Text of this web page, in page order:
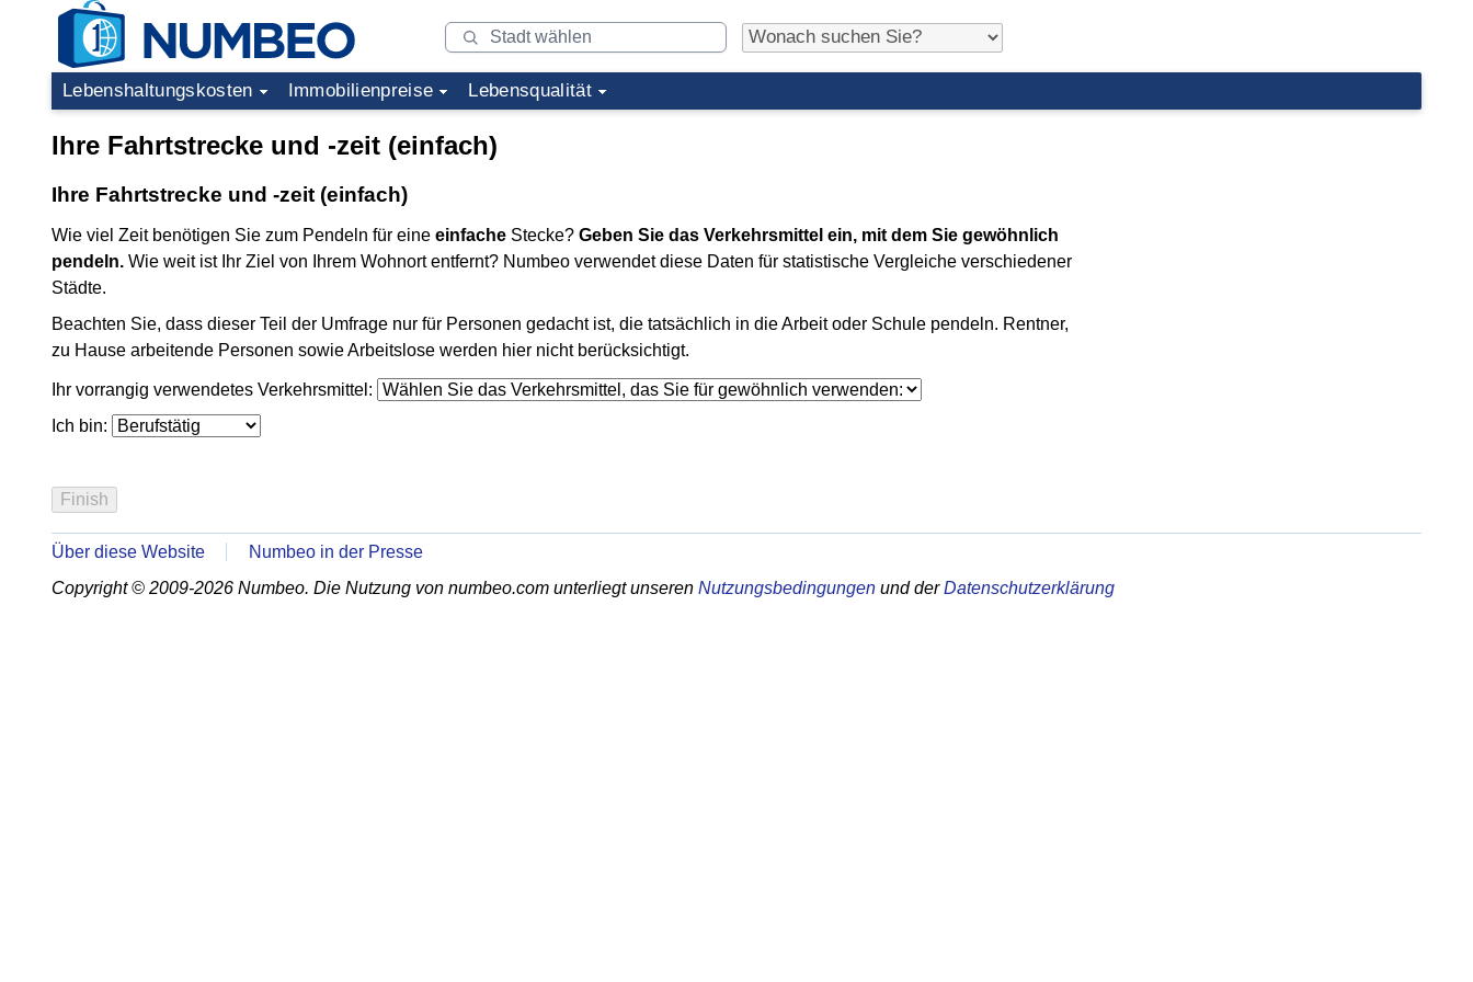
Lebenshaltungskosten Immobilienpreise Lebensqualität
Ihre Fahrtstrecke und -zeit (einfach)
Ihre Fahrtstrecke und -zeit (einfach)
Wie viel Zeit benötigen Sie zum Pendeln für eine einfache Stecke? Geben Sie das Verkehrsmittel ein, mit dem Sie gewöhnlich
pendeln. Wie weit ist Ihr Ziel von Ihrem Wohnort entfernt? Numbeo verwendet diese Daten für statistische Vergleiche verschiedener
Städte.
Beachten Sie, dass dieser Teil der Umfrage nur für Personen gedacht ist, die tatsächlich in die Arbeit oder Schule pendeln. Rentner,
zu Hause arbeitende Personen sowie Arbeitslose werden hier nicht berücksichtigt.
Ihr vorrangig verwendetes Verkehrsmittel:
Ich bin:
Über diese Website
Numbeo in der Presse
Copyright © 2009-2026 Numbeo. Die Nutzung von numbeo.com unterliegt unseren Nutzungsbedingungen und derDatenschutzerklärung